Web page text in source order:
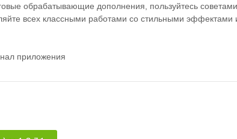
обрабатывающие дополнения, пользуйтесь
всех классными работами со стильными эффектами
приложения